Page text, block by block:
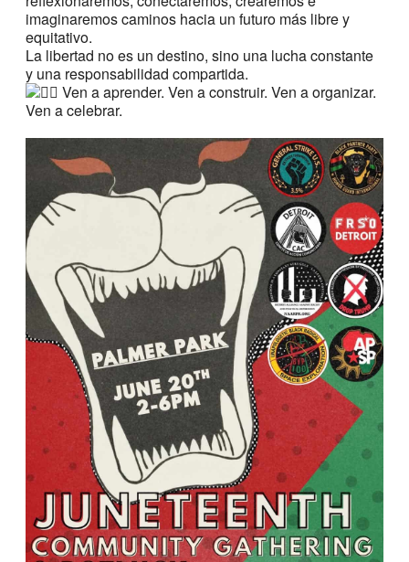
imaginaremos caminos hacia un futuro más libre y
equitativo.
La libertad no es un destino, sino una lucha constante
y una responsabilidad compartida.
Ven a aprender. Ven a construir. Ven a organizar.
Ven a celebrar.